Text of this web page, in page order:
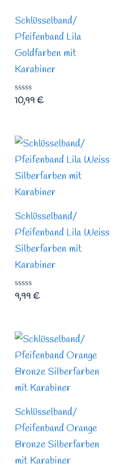
Schlüsselband/
Pfeifenband Lila
Goldfarben mit
Karabiner
Bewertet
mit
10,99 €
Schlüsselband/
Pfeifenband Lila Weiss
Silberfarben mit
Karabiner
Bewertet
mit
9,99 €
Schlüsselband/
Pfeifenband Orange
Bronze Silberfarben
mit Karabiner